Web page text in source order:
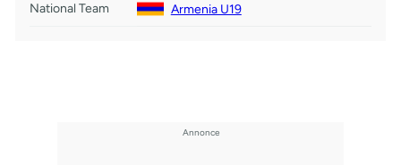
National Team Armenia U19